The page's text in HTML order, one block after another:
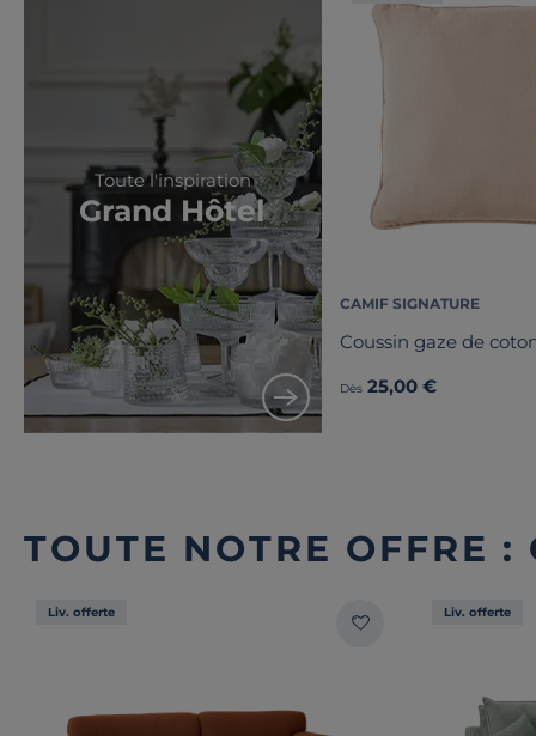
Toute l'inspiration
Grand Hôtel
CAMIF SIGNATURE
Coussin gaze de
Dès 25,00 €
TOUTE NOTRE OFFRE :
Liv. offerte Liv. offerte